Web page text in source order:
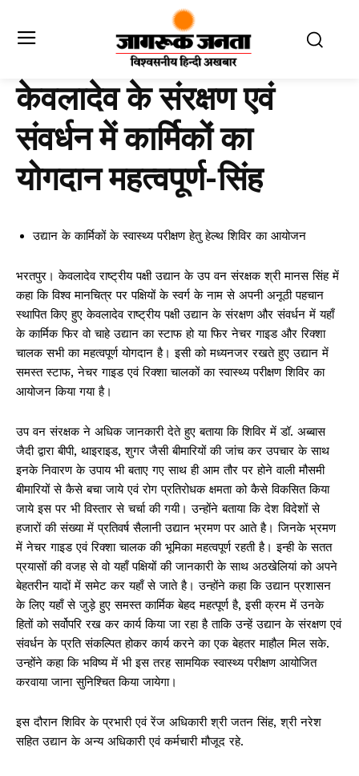
केवलादेव के संरक्षण एवं
संवर्धन में कार्मिकों का
योगदान महत्वपूर्ण-सिंह
उद्यान के कार्मिकों के स्वास्थ्य परीक्षण हेतु हेल्थ शिविर का आयोजन
भरतपुर। केवलादेव राष्ट्रीय पक्षी उद्यान के उप वन संरक्षक श्री मानस सिंह में
कहा कि विश्व मानचित्र पर पक्षियों के स्वर्ग के नाम से अपनी अनूठी पहचान
स्थापित किए हुए केवलादेव राष्ट्रीय पक्षी उद्यान के संरक्षण और संवर्धन में यहाँ
के कार्मिक फिर वो चाहे उद्यान का स्टाफ हो या फिर नेचर गाइड और रिक्शा
चालक सभी का महत्वपूर्ण योगदान है। इसी को मध्यनजर रखते हुए उद्यान में
समस्त स्टाफ, नेचर गाइड एवं रिक्शा चालकों का स्वास्थ्य परीक्षण शिविर का
आयोजन किया गया है।
उप वन संरक्षक ने अधिक जानकारी देते हुए बताया कि शिविर में डॉ. अब्बास
जैदी द्वारा बीपी, थाइराइड, शुगर जैसी बीमारियों की जांच कर उपचार के साथ
इनके निवारण के उपाय भी बताए गए साथ ही आम तौर पर होने वाली मौसमी
बीमारियों से कैसे बचा जाये एवं रोग प्रतिरोधक क्षमता को कैसे विकसित किया
जाये इस पर भी विस्तार से चर्चा की गयी। उन्होंने बताया कि देश विदेशों से
हजारों की संख्या में प्रतिवर्ष सैलानी उद्यान भ्रमण पर आते है। जिनके भ्रमण
में नेचर गाइड एवं रिक्शा चालक की भूमिका महत्वपूर्ण रहती है। इन्ही के सतत
प्रयासों की वजह से वो यहाँ पक्षियों की जानकारी के साथ अठखेलियां को अपने
बेहतरीन यादों में समेट कर यहाँ से जाते है। उन्होंने कहा कि उद्यान प्रशासन
के लिए यहाँ से जुड़े हुए समस्त कार्मिक बेहद महत्पूर्ण है, इसी क्रम में उनके
हितों को सर्वोपरि रख कर कार्य किया जा रहा है ताकि उन्हें उद्यान के संरक्षण एवं
संवर्धन के प्रति संकल्पित होकर कार्य करने का एक बेहतर माहौल मिल सके.
उन्होंने कहा कि भविष्य में भी इस तरह सामयिक स्वास्थ्य परीक्षण आयोजित
करवाया जाना सुनिश्चित किया जायेगा।
इस दौरान शिविर के प्रभारी एवं रेंज अधिकारी श्री जतन सिंह, श्री नरेश
सहित उद्यान के अन्य अधिकारी एवं कर्मचारी मौजूद रहे.